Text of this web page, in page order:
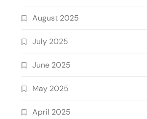
August 2025
July 2025
June 2025
May 2025
April 2025